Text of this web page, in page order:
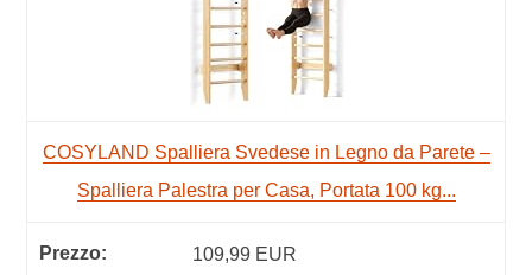
COSYLAND Spalliera Svedese in Legno da Parete –
Spalliera Palestra per Casa, Portata 100 kg...
109,99 EUR